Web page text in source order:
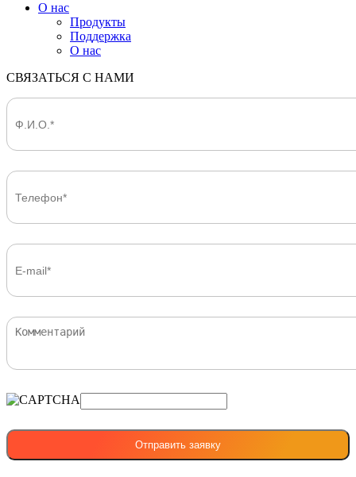
О нас
Продукты
Поддержка
О нас
СВЯЗАТЬСЯ С НАМИ